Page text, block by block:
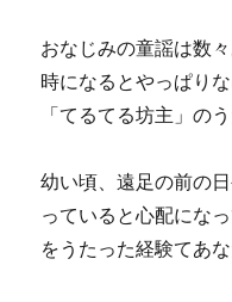
おなじみの童謡は数
時になるとやっぱり
「てるてる坊主」の
幼い頃、遠足の前の
っていると心配にな
をうたった経験てあ